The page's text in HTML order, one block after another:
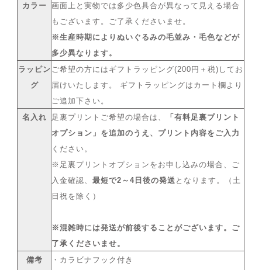
カラー
画面上と実物では多少色具合が異なって見える場合
もございます。ご了承くださいませ。
※生産時期によりぬいぐるみの毛並み・毛色などが
多少異なります。
ラッピン
グ
ご希望の方にはギフトラッピング(200円＋税)してお
届けいたします。 ギフトラッピングはカート欄より
ご追加下さい。
名入れ
足裏プリントご希望の場合は、
「有料足裏プリント
オプション」を追加のうえ、プリント内容をご入力
ください。
※足裏プリントオプションをお申し込みの場合、ご
入金確認、最短で2～4日後の発送 となります。（土
日祝を除く）
※混雑時には発送が前後することがございます。ご
了承くださいませ。
備考
・カラビナフック付き